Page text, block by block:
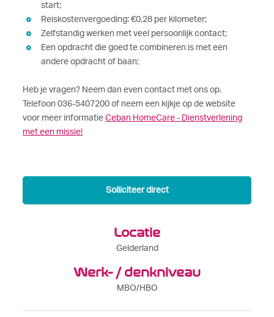
start;
Reiskostenvergoeding: €0,28 per kilometer;
Zelfstandig werken met veel persoonlijk contact;
Een opdracht die goed te combineren is met een
andere opdracht of baan;
Heb je vragen? Neem dan even contact met ons op.
Telefoon 036-5407200 of neem een kijkje op de website
voor meer informatie Ceban HomeCare - Dienstverlening
met een missie!
Solliciteer direct
Locatie
Gelderland
Werk- / denkniveau
MBO/HBO